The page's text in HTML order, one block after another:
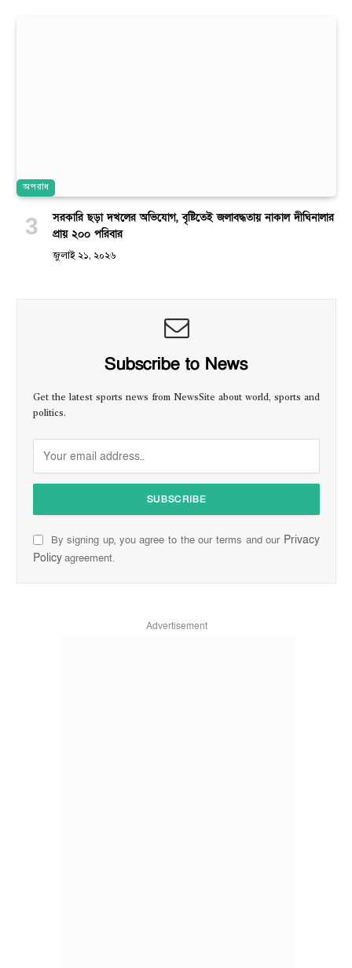
অপরাধ
সরকারি ছড়া দখলের অভিযোগ, বৃষ্টিতেই জলাবদ্ধতায় নাকাল দীঘিনালার
প্রায় ২০০ পরিবার
জুলাই ২১, ২০২৬
Subscribe to News
Get the latest sports news from NewsSite about world, sports and
politics.
By signing up, you agree to the our terms and our Privacy
Policyagreement.
Advertisement